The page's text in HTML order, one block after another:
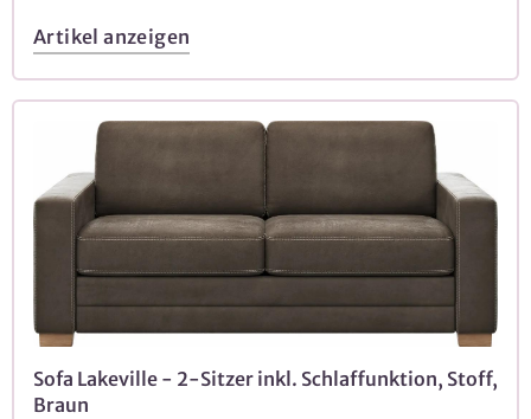
Artikel anzeigen
Sofa Lakeville - 2-Sitzer inkl. Schlaffunktion, Stoff,
Braun